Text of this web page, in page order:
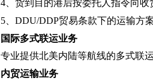
4、货到目的港后按委托人指令向
5、DDU/DDP贸易条款下的运输方
国际多式联运业务
专业提供北美内陆等航线的多式联
内贸运输业务